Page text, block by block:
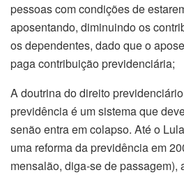
pessoas com condições de
aposentando, diminuindo os
os dependentes, dado que o
paga contribuição previdenciária;
A doutrina do direito
previdência é um sistema que
senão entra em colapso. Até o
uma reforma da previdência em
mensalão, diga-se de passagem),